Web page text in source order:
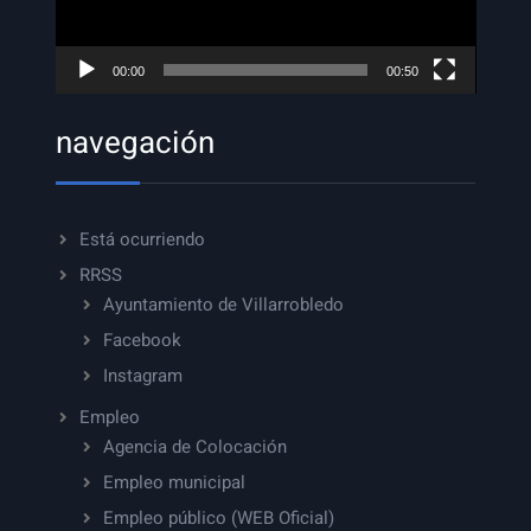
00:00 00:50
navegación
Está ocurriendo
RRSS
Ayuntamiento de Villarrobledo
Facebook
Instagram
Empleo
Agencia de Colocación
Empleo municipal
Empleo público (WEB Oficial)